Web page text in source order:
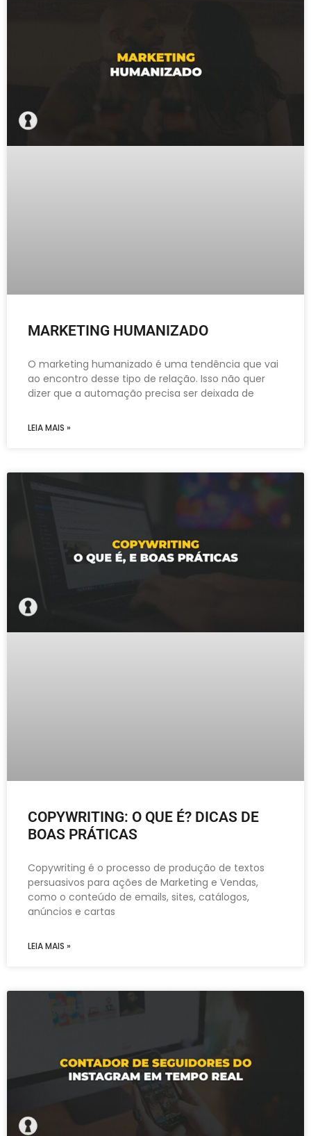
MARKETING HUMANIZADO
O marketing humanizado é uma tendência que vai
ao encontro desse tipo de relação. Isso não quer
dizer que a automação precisa ser deixada de
LEIA MAIS »
COPYWRITING: O QUE É? DICAS DE
BOAS PRÁTICAS
Copywriting é o processo de produção de textos
persuasivos para ações de Marketing e Vendas,
como o conteúdo de emails, sites, catálogos,
anúncios e cartas
LEIA MAIS »